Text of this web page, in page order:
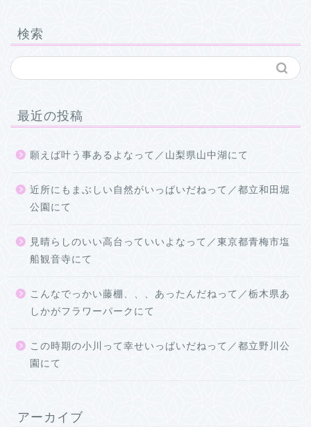
検索
最近の投稿
願えば叶う事あるよなって／山梨県山中湖にて
近所にもまぶしい自然がいっぱいだねって／都立和田堀
公園にて
見晴らしのいい高台っていいよなって／東京都青梅市塩
船観音寺にて
こんなでっかい藤棚、、、あったんだねって／栃木県あ
しかがフラワーパークにて
この時期の小川って幸せいっぱいだねって／都立野川公
園にて
アーカイブ